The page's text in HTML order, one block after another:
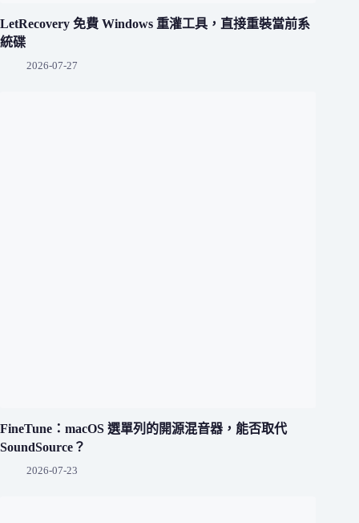
LetRecovery 免費 Windows 重灌工具，直接重裝當前系
統碟
2026-07-27
FineTune：macOS 選單列的開源混音器，能否取代
SoundSource？
2026-07-23